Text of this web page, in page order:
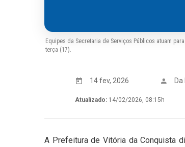
Equipes da Secretaria de Serviços Públicos atuam
terça (17).
14 fev, 2026
Atualizado: 14/02/2026, 08:15h
A Prefeitura de Vitória da Conquista